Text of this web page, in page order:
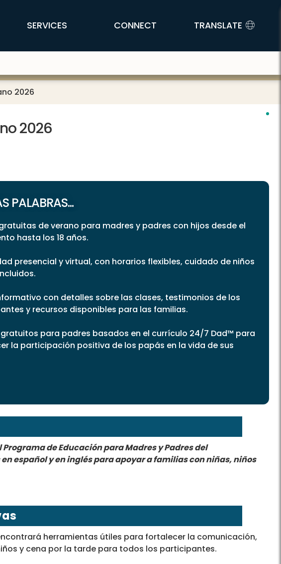
SERVICES CONNECT TRANSLATE
2026
2026
PALABRAS...
de verano para madres y padres con hijos desde el
hasta los 18 años.
presencial y virtual, con horarios flexibles, cuidado de niños
con detalles sobre las clases, testimonios de los
y recursos disponibles para las familias.
para padres basados en el currículo 24/7 Dad™ para
la participación positiva de los papás en la vida de sus
de Educación para Madres y Padres del
español y en inglés para apoyar a familias con niñas, niños
herramientas útiles para fortalecer la comunicación,
y cena por la tarde para todos los participantes.